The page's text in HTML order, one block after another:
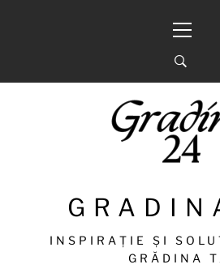
principal
INSPIRAȚIE ȘI
GRĂDINA